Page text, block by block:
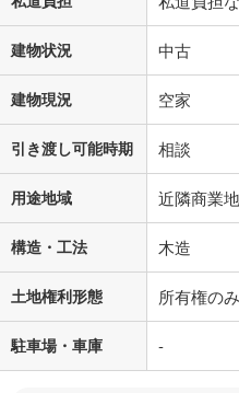
不動産会社に購
建物状況 中古
建物現況 空家
引き渡し可能時期 相談
用途地域 近隣商業
構造・工法 木造
土地権利形態 所有権のみ
駐車場・車庫 -